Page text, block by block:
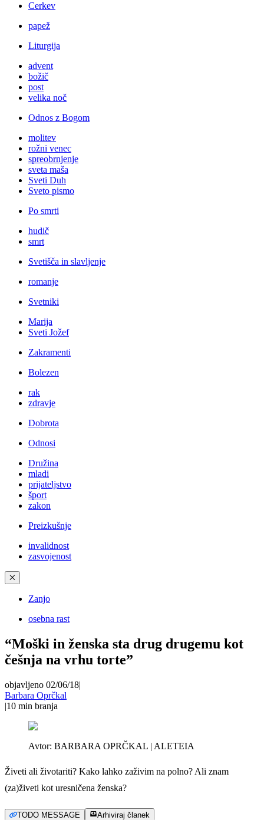
Cerkev
papež
Liturgija
advent
božič
post
velika noč
Odnos z Bogom
molitev
rožni venec
spreobrnjenje
sveta maša
Sveti Duh
Sveto pismo
Po smrti
hudič
smrt
Svetišča in slavljenje
romanje
Svetniki
Marija
Sveti Jožef
Zakramenti
Bolezen
rak
zdravje
Dobrota
Odnosi
Družina
mladi
prijateljstvo
šport
zakon
Preizkušnje
invalidnost
zasvojenost
✕
Zanjo
osebna rast
“Moški in ženska sta drug drugemu kot
češnja na vrhu torte”
objavljeno 02/06/18|
Barbara Oprčkal
|10 min branja
Avtor: BARBARA OPRČKAL | ALETEIA
Živeti ali životariti? Kako lahko zaživim na polno? Ali znam
(za)živeti kot uresničena ženska?
TODO MESSAGE Arhiviraj članek